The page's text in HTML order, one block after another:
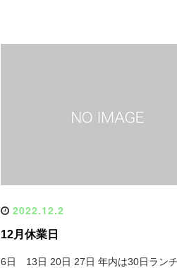
2022.12.2
12月休業日
6日 13日 20日 27日 年内は30日ラン